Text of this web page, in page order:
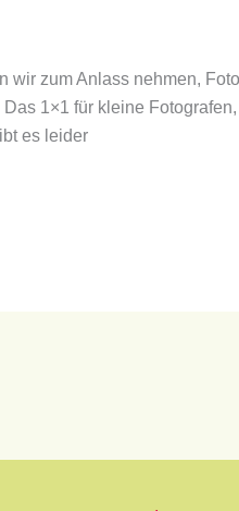
wir zum Anlass nehmen,
1×1 für kleine
es leider